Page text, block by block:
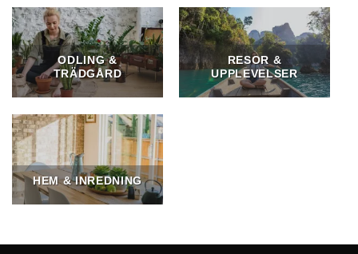
ODLING &
TRÄDGÅRD
RESOR &
UPPLEVELSER
HEM & INREDNING